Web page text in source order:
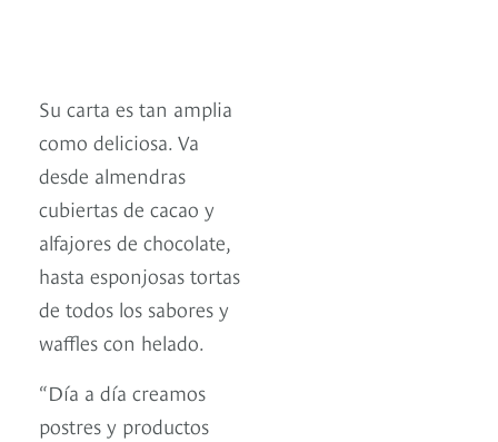
Su carta es tan amplia
como deliciosa. Va
desde almendras
cubiertas de cacao y
alfajores de chocolate,
hasta esponjosas tortas
de todos los sabores y
waffles con helado.
“Día a día creamos
postres y productos